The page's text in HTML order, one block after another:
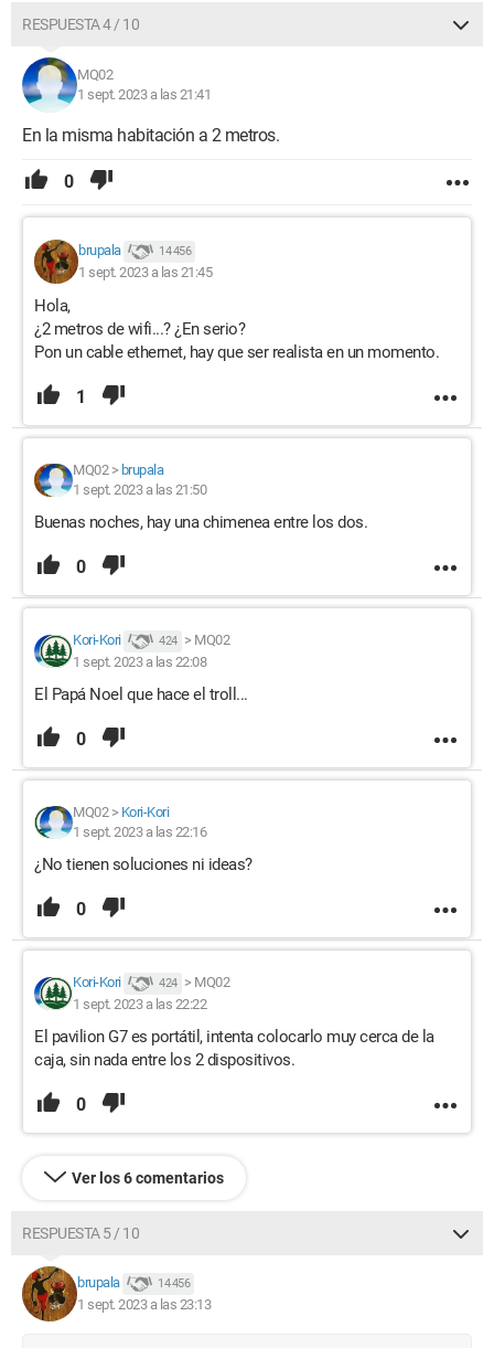
RESPUESTA 4 / 10
MQ02
1 sept. 2023 a las 21:41
En la misma habitación a 2 metros.
0
brupala 14 456
1 sept. 2023 a las 21:45
Hola,
¿2 metros de wifi...? ¿En serio?
Pon un cable ethernet, hay que ser realista en un momento.
1
MQ02> brupala
1 sept. 2023 a las 21:50
Buenas noches, hay una chimenea entre los dos.
0
Kori-Kori 424 > MQ02
1 sept. 2023 a las 22:08
El Papá Noel que hace el troll...
0
MQ02> Kori-Kori
1 sept. 2023 a las 22:16
¿No tienen soluciones ni ideas?
0
Kori-Kori 424 > MQ02
1 sept. 2023 a las 22:22
El pavilion G7 es portátil, intenta colocarlo muy cerca de la
caja, sin nada entre los 2 dispositivos.
0
Ver los 6 comentarios
RESPUESTA 5 / 10
brupala 14 456
1 sept. 2023 a las 23:13